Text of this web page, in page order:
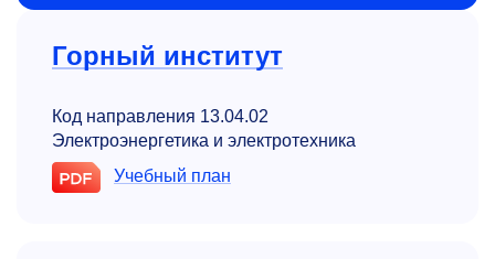
Горный институт
Код направления 13.04.02
Электроэнергетика и электротехника
Учебный план